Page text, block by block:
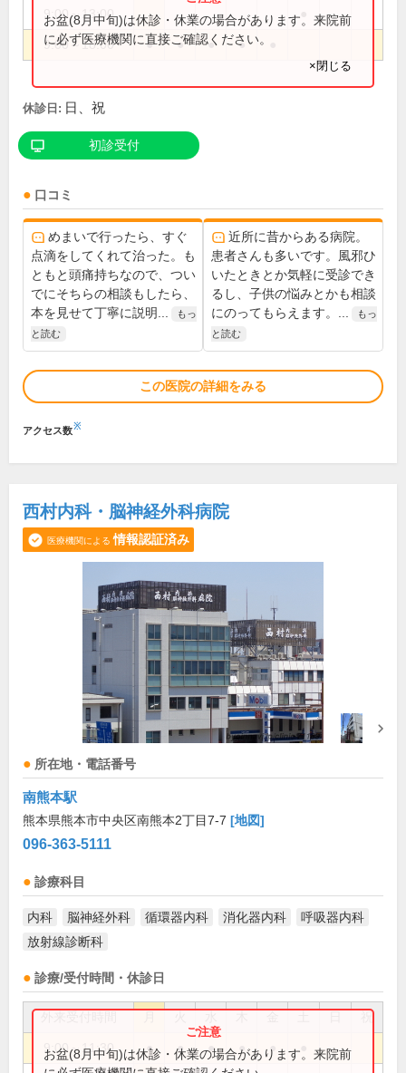
9:00～13:00
9:00～18:00 ● ● ● ●
お盆(8月中旬)は休診・休業の場合があります。来院前
に必ず医療機関に直接ご確認ください。
×閉じる
休診日: 日、祝
初診受付
口コミ
めまいで行ったら、すぐ
点滴をしてくれて治った。も
ともと頭痛持ちなので、つい
でにそちらの相談もしたら、
本を見せて丁寧に説明...
もっ
と読む
近所に昔からある病院。
患者さんも多いです。風邪ひ
いたときとか気軽に受診でき
るし、子供の悩みとかも相談
にのってもらえます。...
もっ
と読む
この医院の詳細をみる
アクセス数※
西村内科・脳神経外科病院
医療機関による 情報認証済み
所在地・電話番号
南熊本駅
熊本県熊本市中央区南熊本2丁目7-7 [地図]
096-363-5111
診療科目
内科 脳神経外科 循環器内科 消化器内科
呼吸器内科
放射線診断科
診療/受付時間・休診日
祝
9:00～11:30 ● ● ● ● ●
お盆(8月中旬)は休診・休業の場合があります。来院前